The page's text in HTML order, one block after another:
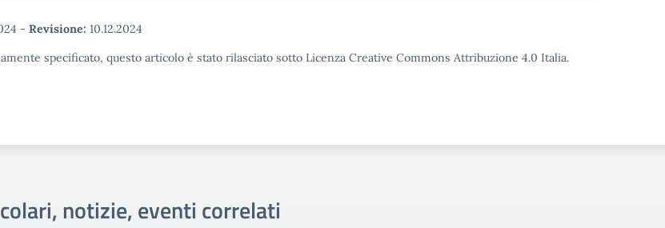
- Revisione: 10.12.2024
specificato, questo articolo è stato rilasciato sotto Licenza Creative Commons Attribuzione 4.0 Italia.
notizie, eventi correlati